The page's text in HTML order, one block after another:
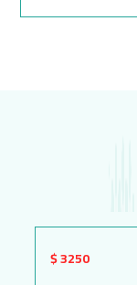
3250 $